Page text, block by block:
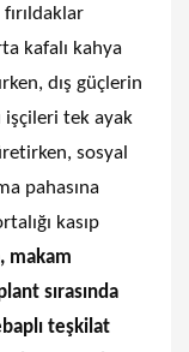
kafalı kahya
dış güçlerin
işçileri tek ayak
sosyal
pahasına
kasıp
makam
sırasında
teşkilat